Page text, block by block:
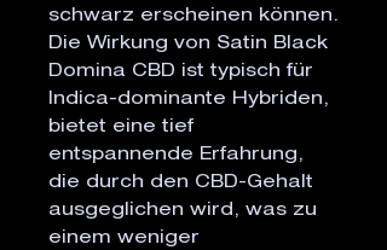
schwarz erscheinen können.
Die Wirkung von Satin Black
Domina CBD ist typisch für
Indica-dominante Hybriden,
bietet eine tief
entspannende Erfahrung,
die durch den CBD-Gehalt
ausgeglichen wird, was zu
einem weniger